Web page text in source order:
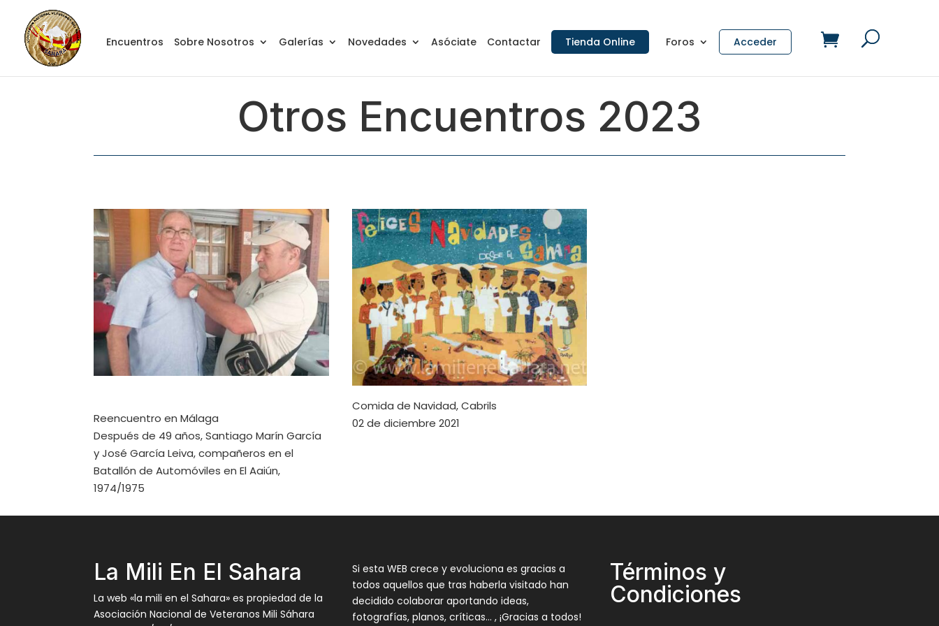
Encuentros Sobre Nosotros Galerías Novedades Asóciate Contactar Tienda Online Foros Acceder
Otros Encuentros 2023
Reencuentro en Málaga
Después de 49 años, Santiago Marín García
y José García Leiva, compañeros en el
Batallón de Automóviles en El Aaiún,
1974/1975
Comida de Navidad, Cabrils
02 de diciembre 2021
La Mili En El Sahara
La web «la mili en el Sahara» es propiedad de la
Asociación Nacional de Veteranos Mili Sáhara
Si esta WEB crece y evoluciona es gracias a
todos aquellos que tras haberla visitado han
decidido colaborar aportando ideas,
fotografías, planos, críticas… , ¡Gracias a todos!
Términos y
Condiciones